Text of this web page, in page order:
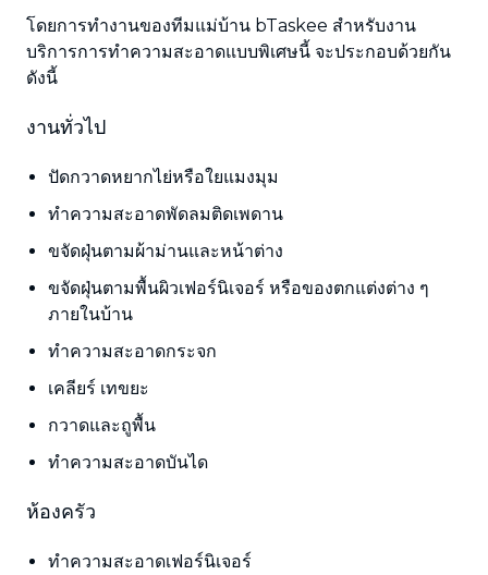
โดยการทำงานของทีมแม่บ้าน bTaskee สำหรับงาน
บริการการทำความสะอาดแบบพิเศษนี้ จะประกอบด้วยกัน
ดังนี้
งานทั่วไป
ปัดกวาดหยากไย่หรือใยแมงมุม
ทำความสะอาดพัดลมติดเพดาน
ขจัดฝุ่นตามผ้าม่านและหน้าต่าง
ขจัดฝุ่นตามพื้นผิวเฟอร์นิเจอร์ หรือของตกแต่งต่าง ๆ
ภายในบ้าน
ทำความสะอาดกระจก
เคลียร์ เทขยะ
กวาดและถูพื้น
ทำความสะอาดบันได
ห้องครัว
ทำความสะอาดเฟอร์นิเจอร์